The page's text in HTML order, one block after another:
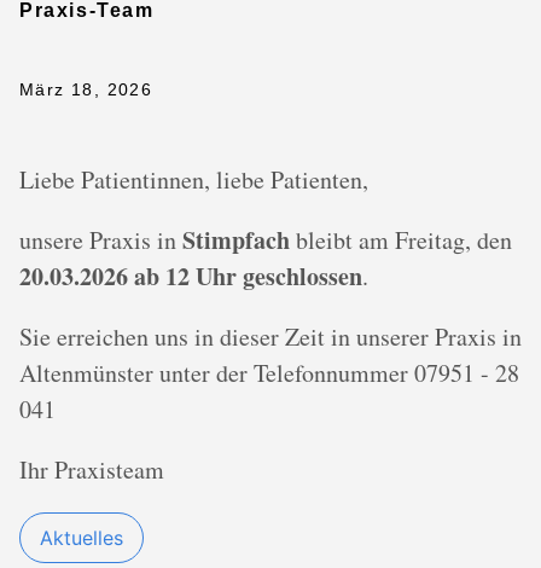
Praxis-Team
März 18, 2026
Liebe Patientinnen, liebe Patienten,
unsere Praxis inStimpfachbleibt am Freitag, den
20.03.2026 ab 12 Uhr geschlossen.
Sie erreichen uns in dieser Zeit in unserer Praxis in
Altenmünster unter der Telefonnummer 07951 - 28
041
Ihr Praxisteam
Aktuelles